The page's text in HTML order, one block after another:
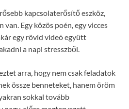
kapcsolaterősítő eszköz,
van. Egy közös poén, egy vicces
egy rövid videó együtt
a napi stresszből.
arra, hogy nem csak feladatok
össze benneteket, hanem öröm
sokkal tovább